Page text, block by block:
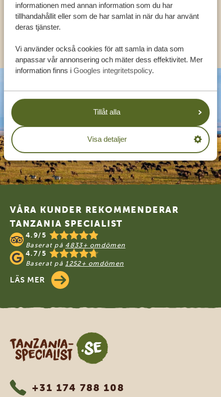
informationen med annan information som du har
tillhandahållit eller som de har samlat in när du har använt
deras tjänster.
Vi använder också cookies för att samla in data som
anpassar vår annonsering och mäter dess effektivitet. Mer
information finns i Googles integritetspolicy.
Tillåt alla
Visa detaljer
SV:+31 174 788 108
Footer
VÅRA KUNDER REKOMMENDERAR
TANZANIA SPECIALIST
4.9/5
Baserat på 4833+ omdömen
4.7/5
Baserat på 1252+ omdömen
LÄS MER
Tanzania Specialist
+31 174 788 108